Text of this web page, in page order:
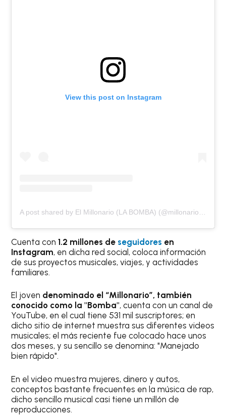
View this post on Instagram
Cuenta con1.2 millones de seguidores en
Instagram, en dicha red social, coloca información
de sus proyectos musicales, viajes, y actividades
familiares.
El joven denominado el “Millonario”, también
conocido como la "Bomba", cuenta con un canal de
YouTube, en el cual tiene 531 mil suscriptores; en
dicho sitio de internet muestra sus diferentes videos
musicales; el más reciente fue colocado hace unos
dos meses, y su sencillo se denomina: "Manejado
bien rápido".
En el video muestra mujeres, dinero y autos,
conceptos bastante frecuentes en la música de rap,
dicho sencillo musical casi tiene un millón de
reproducciones.